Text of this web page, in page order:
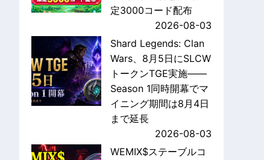
定3000コード配布
2026-08-03
Shard Legends: Clan
Wars、8月5日にSLCW
トークンTGE実施——
Season 1同時開幕でマ
イニング期間は8月4日
まで延長
2026-08-03
WEMIX$ステーブルコ